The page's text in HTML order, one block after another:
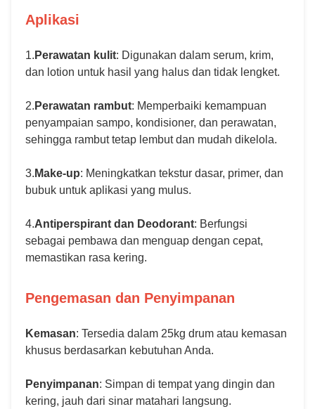
Aplikasi
1. Perawatan kulit: Digunakan dalam serum, krim,
dan lotion untuk hasil yang halus dan tidak lengket.
2. Perawatan rambut: Memperbaiki kemampuan
penyampaian sampo, kondisioner, dan perawatan,
sehingga rambut tetap lembut dan mudah dikelola.
3. Make-up: Meningkatkan tekstur dasar, primer, dan
bubuk untuk aplikasi yang mulus.
4.Antiperspirant dan Deodorant: Berfungsi
sebagai pembawa dan menguap dengan cepat,
memastikan rasa kering.
Pengemasan dan Penyimpanan
Kemasan: Tersedia dalam 25kg drum atau kemasan
khusus berdasarkan kebutuhan Anda.
Penyimpanan: Simpan di tempat yang dingin dan
kering, jauh dari sinar matahari langsung.